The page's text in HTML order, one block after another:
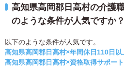
高知県高岡郡日高村の介護
のような条件が人気ですか？
以下のような条件が人気です。
高知県高岡郡日高村×年間休日110日以
高知県高岡郡日高村×資格取得サポート